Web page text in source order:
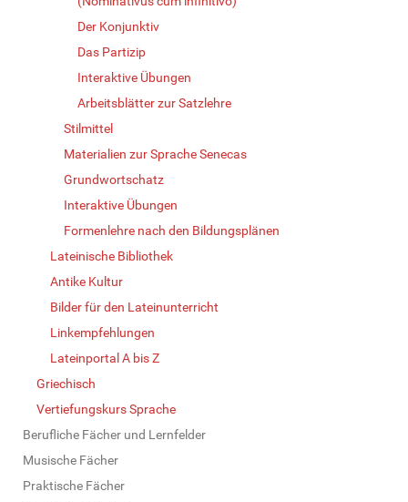
Der Konjunktiv
Das Partizip
Interaktive Übungen
Arbeitsblätter zur Satzlehre
Stilmittel
Materialien zur Sprache Senecas
Grundwortschatz
Interaktive Übungen
Formenlehre nach den Bildungsplänen
Lateinische Bibliothek
Antike Kultur
Bilder für den Lateinunterricht
Linkempfehlungen
Lateinportal A bis Z
Griechisch
Vertiefungskurs Sprache
Berufliche Fächer und Lernfelder
Musische Fächer
Praktische Fächer